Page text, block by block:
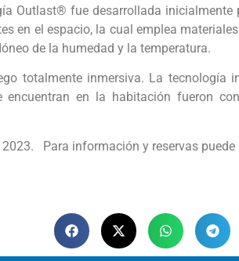
Outlast® fue desarrollada
en el espacio, la cual emplea
de la humedad y la temperatura.
totalmente inmersiva. La
en la habitación fueron
Para información y reservas puede